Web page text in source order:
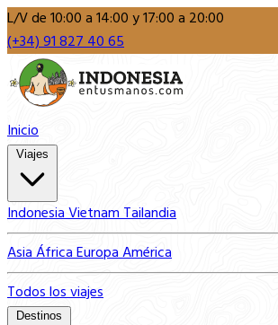
L/V de 10:00 a 14:00 y 17:00 a 20:00
(+34) 91 827 40 65
Inicio
IndonesiaVietnamTailandia
AsiaÁfricaEuropaAmérica
Todos los viajes